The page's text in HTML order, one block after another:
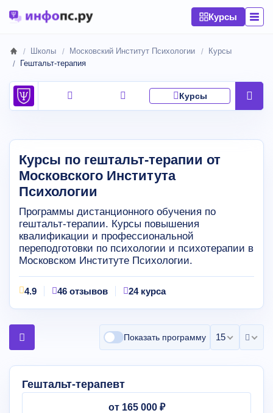
Курсы
Школы Московский Институт Психологии
Курсы
Гештальт-терапия
Курсы по гештальт-терапии от
Московского Института
Психологии
Программы дистанционного обучения по
гештальт-терапии. Курсы повышения
квалификации и профессиональной
переподготовки по психологии и психотерапии в
Московском Институте Психологии.
4.9 46 отзывов 24 курса
Показать программу 15 на
Гештальт-терапевт
от 165 000 ₽
Курсы